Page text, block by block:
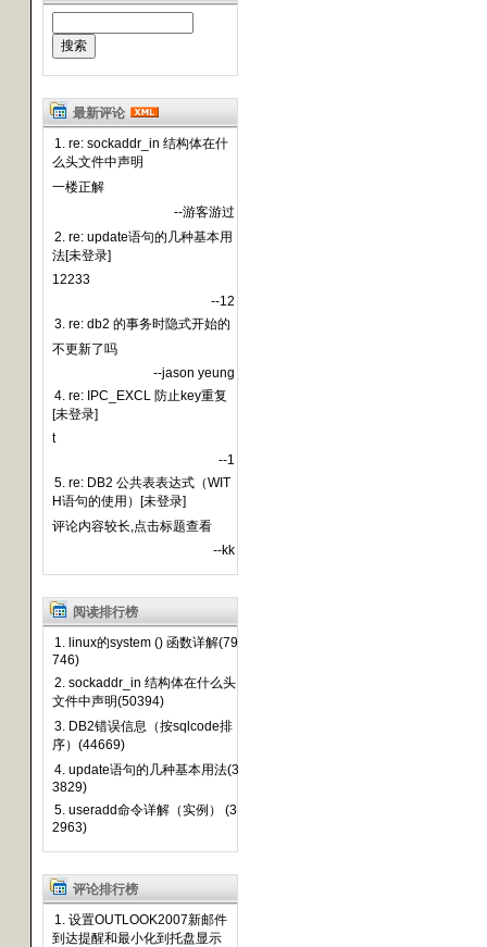
最新评论
1. re: sockaddr_in 结构体在什
么头文件中声明
一楼正解
--游客游过
2. re: update语句的几种基本用
法[未登录]
12233
--12
3. re: db2 的事务时隐式开始的
不更新了吗
--jason yeung
4. re: IPC_EXCL 防止key重复
[未登录]
t
--1
5. re: DB2 公共表表达式（WIT
H语句的使用）[未登录]
评论内容较长,点击标题查看
--kk
阅读排行榜
1. linux的system () 函数详解(79
746)
2. sockaddr_in 结构体在什么头
文件中声明(50394)
3. DB2错误信息（按sqlcode排
序）(44669)
4. update语句的几种基本用法(3
3829)
5. useradd命令详解（实例） (3
2963)
评论排行榜
1. 设置OUTLOOK2007新邮件
到达提醒和最小化到托盘显示